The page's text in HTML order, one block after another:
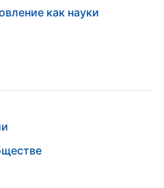
как науки